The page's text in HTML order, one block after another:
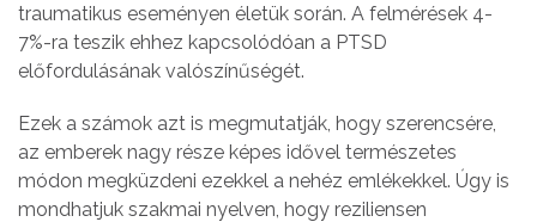
traumatikus eseményen életük során. A felmérések 4-
7%-ra teszik ehhez kapcsolódóan a PTSD
előfordulásának valószínűségét.
Ezek a számok azt is megmutatják, hogy szerencsére,
az emberek nagy része képes idővel természetes
módon megküzdeni ezekkel a nehéz emlékekkel. Úgy is
mondhatjuk szakmai nyelven, hogy reziliensen